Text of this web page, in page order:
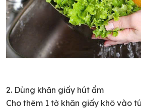
2. Dùng khăn giấy hút ẩm
Cho thêm 1 tờ khăn giấy khô vào